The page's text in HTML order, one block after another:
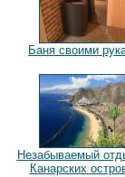
Баня своими
Незабываемый
Канарских